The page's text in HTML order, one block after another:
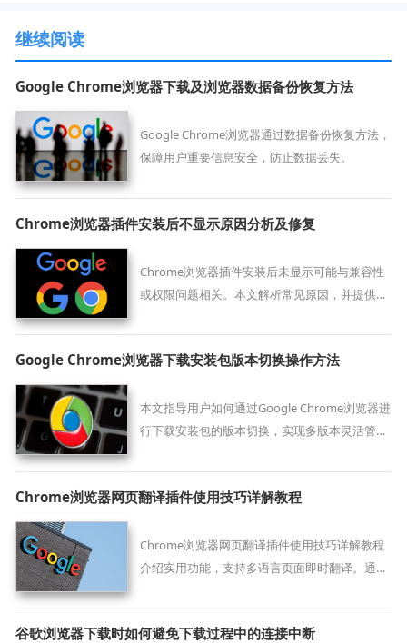
继续阅读
Google Chrome浏览器下载及浏览器数据备份恢复方法
Google Chrome浏览器通过数据备份恢复方法，
保障用户重要信息安全，防止数据丢失。
Chrome浏览器插件安装后不显示原因分析及修复
Chrome浏览器插件安装后未显示可能与兼容性
或权限问题相关。本文解析常见原因，并提供修
Google Chrome浏览器下载安装包版本切换操作方法
本文指导用户如何通过Google Chrome浏览器进
行下载安装包的版本切换，实现多版本灵活管
Chrome浏览器网页翻译插件使用技巧详解教程
Chrome浏览器网页翻译插件使用技巧详解教程
介绍实用功能，支持多语言页面即时翻译。通过
验，适合学习与工作使用。
谷歌浏览器下载时如何避免下载过程中的连接中断